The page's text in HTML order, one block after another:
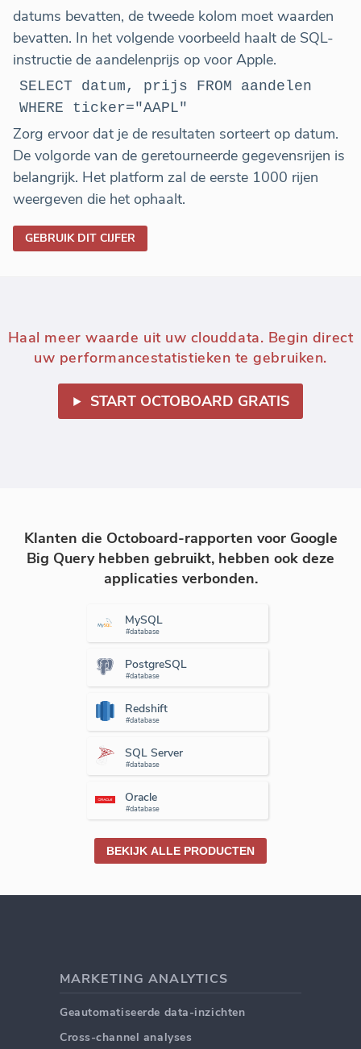
datums bevatten, de tweede kolom moet waarden
bevatten. In het volgende voorbeeld haalt de SQL-
instructie de aandelenprijs op voor Apple.
SELECT datum, prijs FROM aandelen
WHERE ticker="AAPL"
Zorg ervoor dat je de resultaten sorteert op datum.
De volgorde van de geretourneerde gegevensrijen is
belangrijk. Het platform zal de eerste 1000 rijen
weergeven die het ophaalt.
GEBRUIK DIT CIJFER
Haal meer waarde uit uw clouddata. Begin direct
uw performancestatistieken te gebruiken.
START OCTOBOARD GRATIS
Klanten die Octoboard-rapporten voor Google
Big Query hebben gebruikt, hebben ook deze
applicaties verbonden.
MySQL
#database
PostgreSQL
#database
Redshift
#database
SQL Server
#database
Oracle
#database
BEKIJK ALLE PRODUCTEN
MARKETING ANALYTICS
Geautomatiseerde data-inzichten
Cross-channel analyses